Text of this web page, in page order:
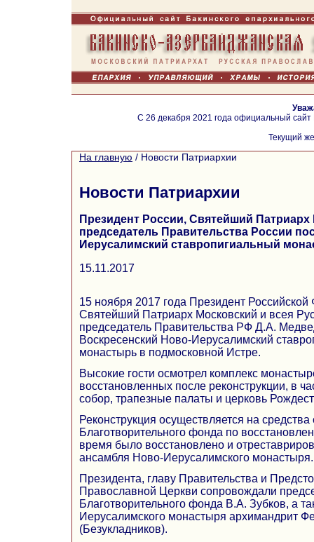
С 26 декабря 2021 года официальный
Текущий
На главную / Новости Патриархии
Новости Патриархии
Президент России, Святейший Патриарх
председатель Правительства России
Иерусалимский ставропигиальный
15.11.2017
15 ноября 2017 года Президент
Святейший Патриарх Московский и всея
председатель Правительства РФ Д.А.
Воскресенский Ново-Иерусалимский
монастырь в подмосковной Истре.
Высокие гости осмотрел комплекс
восстановленных после реконструкции, в
собор, трапезные палаты и церковь
Реконструкция осуществляется на средства
Благотворительного фонда по
время было восстановлено и
ансамбля Ново-Иерусалимского монастыря.
Президента, главу Правительства и
Православной Церкви сопровождали
Благотворительного фонда В.А. Зубков, а
Иерусалимского монастыря архимандрит
(Безукладников).